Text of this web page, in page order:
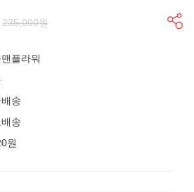
235,000원
플라워
송
송
원